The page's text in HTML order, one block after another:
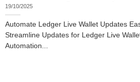
19/10/2025
Automate Ledger Live Wallet Updates
Streamline Updates for Ledger Live
Automation...